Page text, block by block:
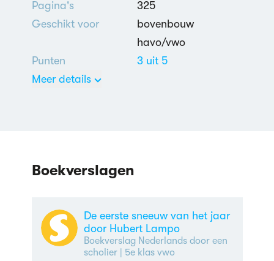
Pagina's
325
Geschikt voor
bovenbouw
havo/vwo
Punten
3 uit 5
Meer details
Boekverslagen
De eerste sneeuw van het jaar
door Hubert Lampo
Boekverslag Nederlands door een
scholier| 5e klas vwo